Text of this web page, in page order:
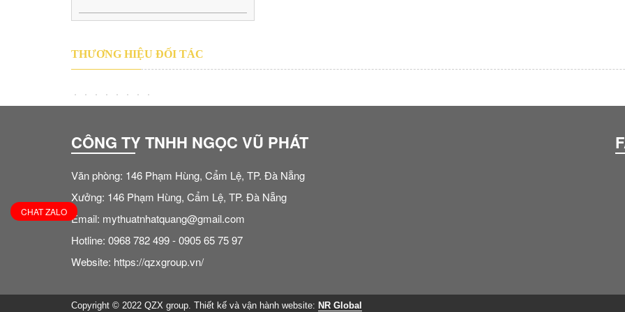
THƯƠNG HIỆU ĐỐI TÁC
CÔNG TY TNHH NGỌC VŨ PHÁT
Văn phòng: 146 Phạm Hùng, Cẩm Lệ, TP. Đà Nẵng
Xưởng: 146 Phạm Hùng, Cẩm Lệ, TP. Đà Nẵng
Email: mythuatnhatquang@gmail.com
Hotline: 0968 782 499 - 0905 65 75 97
Website: https://qzxgroup.vn/
Copyright © 2022 QZX group. Thiết kế và vận hành website: NR Global
CHAT ZALO